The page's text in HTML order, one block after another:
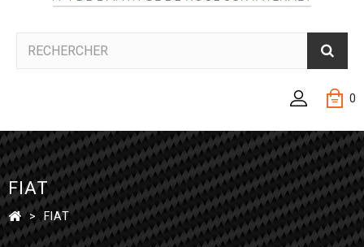
0
FIAT
> FIAT